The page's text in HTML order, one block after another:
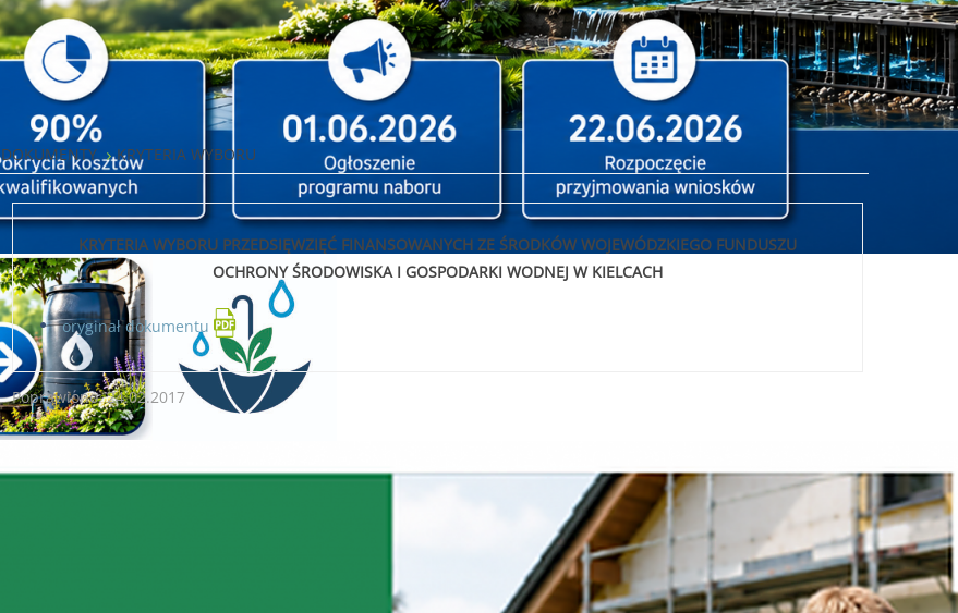
DOKUMENTY KRYTERIA WYBORU
KRYTERIA WYBORU PRZEDSIĘWZIĘĆ FINANSOWANYCH ZE ŚRODKÓW WOJEWÓDZKIEGO FUNDUSZU
OCHRONY ŚRODOWISKA I GOSPODARKI WODNEJ W KIELCACH
oryginał dokumentu
Poprawiono: 24.02.2017